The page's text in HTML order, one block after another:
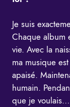
Je suis
Chaque album
vie. Avec la
ma musique
apaisé.
humain.
que je voulais…